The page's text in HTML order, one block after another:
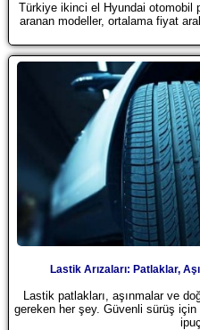
Türkiye ikinci el Hyundai otomobil
aranan modeller, ortalama fiyat
Lastik Arızaları: Patlaklar,
Lastik patlakları, aşınmalar ve
gereken her şey. Güvenli sürüş için